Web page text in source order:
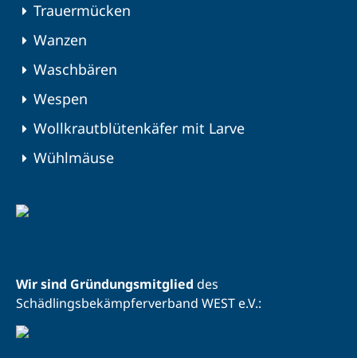
Trauermücken
Wanzen
Waschbären
Wespen
Wollkrautblütenkäfer mit Larve
Wühlmäuse
Wir sind Gründungsmitglied des
Schädlingsbekämpferverband WEST e.V.: